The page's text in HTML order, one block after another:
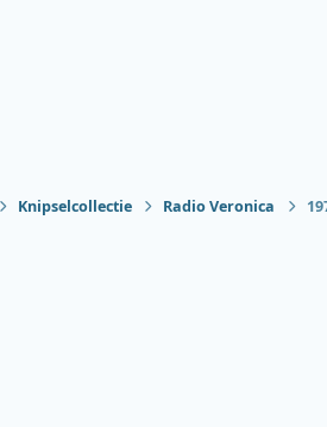
Knipselcollectie Radio Veronica